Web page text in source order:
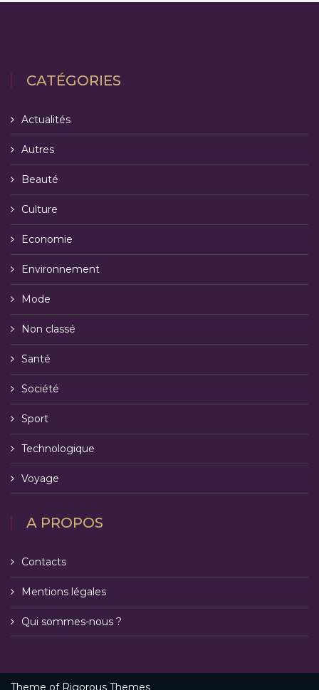
CATÉGORIES
Actualités
Autres
Beauté
Culture
Economie
Environnement
Mode
Non classé
Santé
Société
Sport
Technologique
Voyage
A PROPOS
Contacts
Mentions légales
Qui sommes-nous ?
Theme of Rigorous Themes